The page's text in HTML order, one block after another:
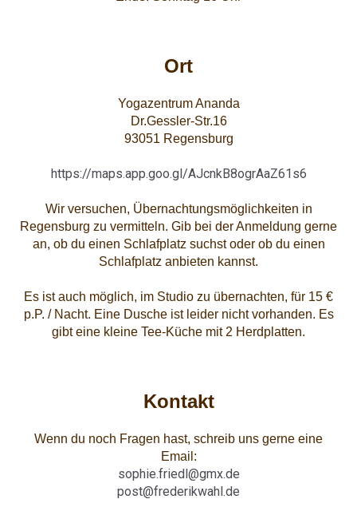
Ort
Yogazentrum Ananda
Dr.Gessler-Str.16
93051 Regensburg
https://maps.app.goo.gl/AJcnkB8ogrAaZ61s6
Wir versuchen, Übernachtungsmöglichkeiten in
Regensburg zu vermitteln. Gib bei der Anmeldung gerne
an, ob du einen Schlafplatz suchst oder ob du einen
Schlafplatz anbieten kannst.
Es ist auch möglich, im Studio zu übernachten, für 15 €
p.P. / Nacht. Eine Dusche ist leider nicht vorhanden. Es
gibt eine kleine Tee-Küche mit 2 Herdplatten.
Kontakt
Wenn du noch Fragen hast, schreib uns gerne eine
Email:
sophie.friedl@gmx.de
post@frederikwahl.de